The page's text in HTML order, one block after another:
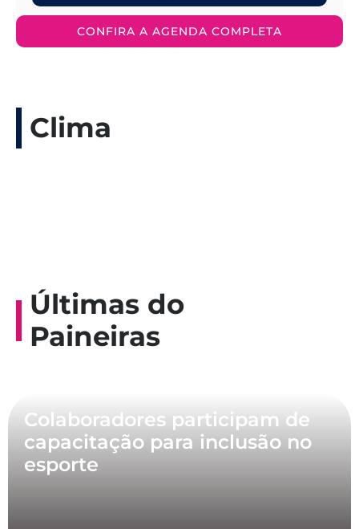
CONFIRA A AGENDA COMPLETA
Clima
Últimas do
Paineiras
Colaboradores participam de
capacitação para inclusão no
esporte